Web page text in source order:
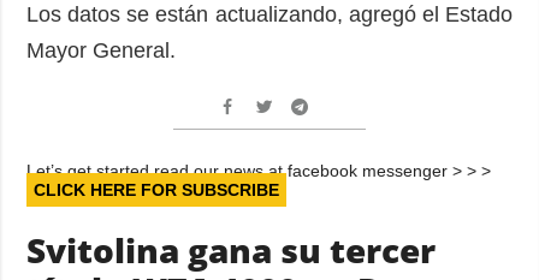
Los datos se están actualizando, agregó el Estado
Mayor General.
Let’s get started read our news at facebook messenger > > >
CLICK HERE FOR SUBSCRIBE
Svitolina gana su tercer